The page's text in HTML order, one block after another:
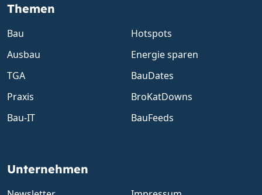
Themen
Bau
Ausbau
TGA
Praxis
Bau-IT
Hotspots
Energie sparen
BauDates
BroKatDowns
BauFeeds
Unternehmen